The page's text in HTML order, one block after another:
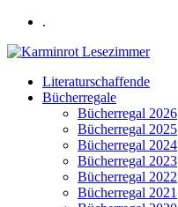
.
Literaturschaffende
Bücherregale
Bücherregal 2026
Bücherregal 2025
Bücherregal 2024
Bücherregal 2023
Bücherregal 2022
Bücherregal 2021